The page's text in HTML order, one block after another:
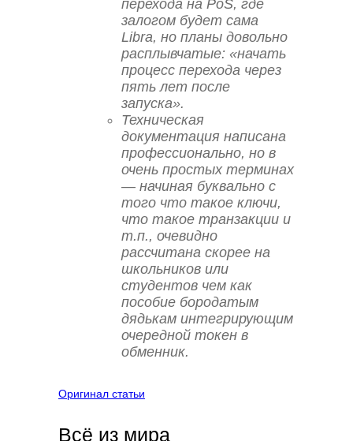
перехода на PoS, где
залогом будет сама
Libra, но планы довольно
расплывчатые: «начать
процесс перехода через
пять лет после
запуска».
Техническая
документация написана
профессионально, но в
очень простых терминах
— начиная буквально с
того что такое ключи,
что такое транзакции и
т.п., очевидно
рассчитана скорее на
школьников или
студентов чем как
пособие бородатым
дядькам интегрирующим
очередной токен в
обменник.
Оригинал статьи
Всё из мира